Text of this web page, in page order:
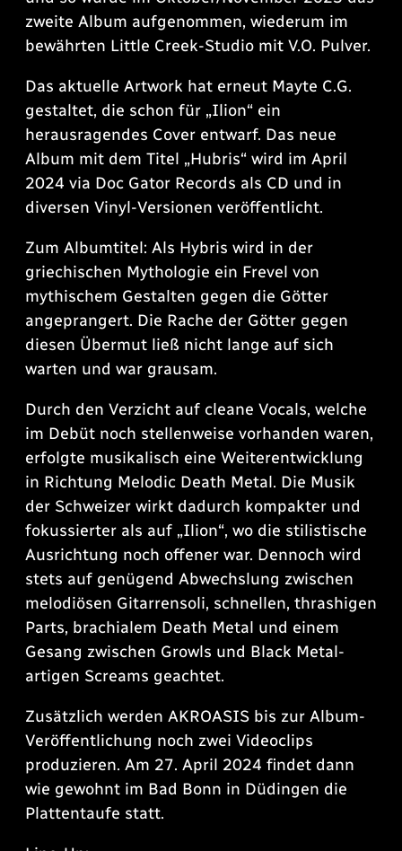
zweite Album aufgenommen, wiederum im
bewährten Little Creek-Studio mit V.O. Pulver.
Das aktuelle Artwork hat erneut Mayte C.G.
gestaltet, die schon für „Ilion“ ein
herausragendes Cover entwarf. Das neue
Album mit dem Titel „Hubris“ wird im April
2024 via Doc Gator Records als CD und in
diversen Vinyl-Versionen veröffentlicht.
Zum Albumtitel: Als Hybris wird in der
griechischen Mythologie ein Frevel von
mythischem Gestalten gegen die Götter
angeprangert. Die Rache der Götter gegen
diesen Übermut ließ nicht lange auf sich
warten und war grausam.
Durch den Verzicht auf cleane Vocals, welche
im Debüt noch stellenweise vorhanden waren,
erfolgte musikalisch eine Weiterentwicklung
in Richtung Melodic Death Metal. Die Musik
der Schweizer wirkt dadurch kompakter und
fokussierter als auf „Ilion“, wo die stilistische
Ausrichtung noch offener war. Dennoch wird
stets auf genügend Abwechslung zwischen
melodiösen Gitarrensoli, schnellen, thrashigen
Parts, brachialem Death Metal und einem
Gesang zwischen Growls und Black Metal-
artigen Screams geachtet.
Zusätzlich werden AKROASIS bis zur Album-
Veröffentlichung noch zwei Videoclips
produzieren. Am 27. April 2024 findet dann
wie gewohnt im Bad Bonn in Düdingen die
Plattentaufe statt.